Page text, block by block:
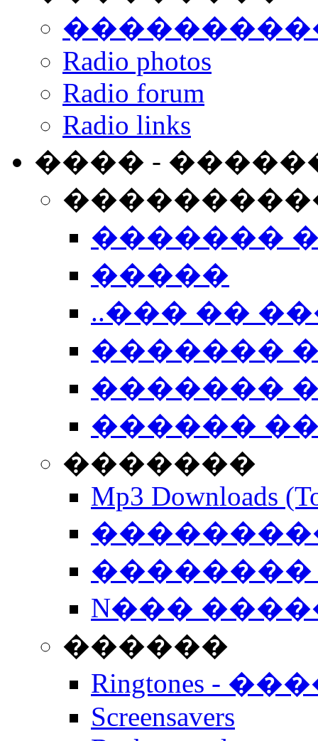
Radio photos
Radio forum
Radio links
���� -
�������
�����
..��� ��
�������
�������
������
�������
Mp3 Downloads
��������
N���
������
Ringtones -
Screensavers